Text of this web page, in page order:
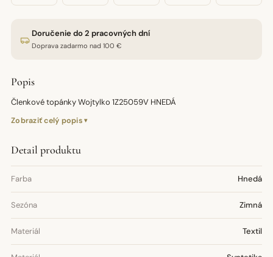
Doručenie do 2 pracovných dní
Doprava zadarmo nad 100 €
Popis
Členkové topánky Wojtylko 1Z25059V HNEDÁ
Zobraziť celý popis
Detail produktu
Farba Hnedá
Sezóna Zimná
Materiál Textil